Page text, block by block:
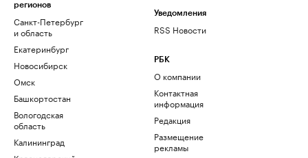
регионов
Санкт-Петербург
и область
Екатеринбург
Новосибирск
Омск
Башкортостан
Вологодская
область
Калининград
Уведомления
RSS Новости
РБК
О компании
Контактная
информация
Редакция
Размещение
рекламы